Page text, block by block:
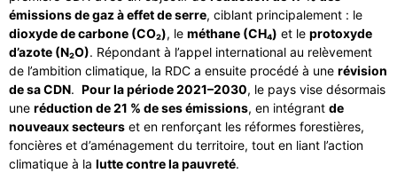
émissions de gaz à effet de serre, ciblant principalement : le
dioxyde de carbone (CO₂), le méthane (CH₄) et le protoxyde
d’azote (N₂O). Répondant à l’appel international au relèvement
de l’ambition climatique, la RDC a ensuite procédé à une révision
de sa CDN. Pour la période 2021–2030, le pays vise désormais
une réduction de 21 % de ses émissions, en intégrant de
nouveaux secteurs et en renforçant les réformes forestières,
foncières et d’aménagement du territoire, tout en liant l’action
climatique à la lutte contre la pauvreté.